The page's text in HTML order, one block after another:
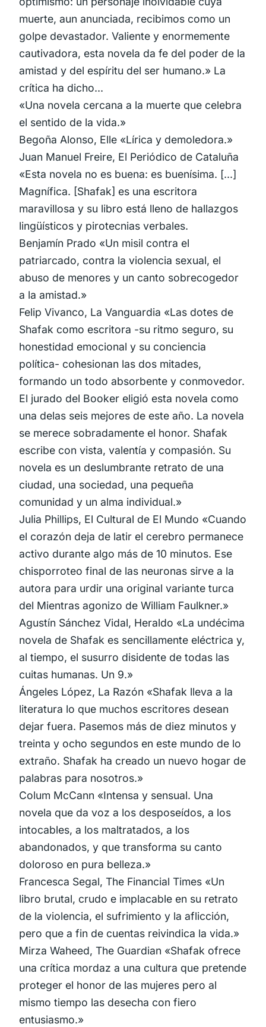
muerte, aun anunciada, recibimos como un
golpe devastador. Valiente y enormemente
cautivadora, esta novela da fe del poder de la
amistad y del espíritu del ser humano.» La
crítica ha dicho...
«Una novela cercana a la muerte que celebra
el sentido de la vida.»
Begoña Alonso, Elle «Lírica y demoledora.»
Juan Manuel Freire, El Periódico de Cataluña
«Esta novela no es buena: es buenísima. [...]
Magnífica. [Shafak] es una escritora
maravillosa y su libro está lleno de hallazgos
lingüísticos y pirotecnias verbales.
Benjamín Prado «Un misil contra el
patriarcado, contra la violencia sexual, el
abuso de menores y un canto sobrecogedor
a la amistad.»
Felip Vivanco, La Vanguardia «Las dotes de
Shafak como escritora -su ritmo seguro, su
honestidad emocional y su conciencia
política- cohesionan las dos mitades,
formando un todo absorbente y conmovedor.
El jurado del Booker eligió esta novela como
una delas seis mejores de este año. La novela
se merece sobradamente el honor. Shafak
escribe con vista, valentía y compasión. Su
novela es un deslumbrante retrato de una
ciudad, una sociedad, una pequeña
comunidad y un alma individual.»
Julia Phillips, El Cultural de El Mundo «Cuando
el corazón deja de latir el cerebro permanece
activo durante algo más de 10 minutos. Ese
chisporroteo final de las neuronas sirve a la
autora para urdir una original variante turca
del Mientras agonizo de William Faulkner.»
Agustín Sánchez Vidal, Heraldo «La undécima
novela de Shafak es sencillamente eléctrica y,
al tiempo, el susurro disidente de todas las
cuitas humanas. Un 9.»
Ángeles López, La Razón «Shafak lleva a la
literatura lo que muchos escritores desean
dejar fuera. Pasemos más de diez minutos y
treinta y ocho segundos en este mundo de lo
extraño. Shafak ha creado un nuevo hogar de
palabras para nosotros.»
Colum McCann «Intensa y sensual. Una
novela que da voz a los desposeídos, a los
intocables, a los maltratados, a los
abandonados, y que transforma su canto
doloroso en pura belleza.»
Francesca Segal, The Financial Times «Un
libro brutal, crudo e implacable en su retrato
de la violencia, el sufrimiento y la aflicción,
pero que a fin de cuentas reivindica la vida.»
Mirza Waheed, The Guardian «Shafak ofrece
una crítica mordaz a una cultura que pretende
proteger el honor de las mujeres pero al
mismo tiempo las desecha con fiero
entusiasmo.»